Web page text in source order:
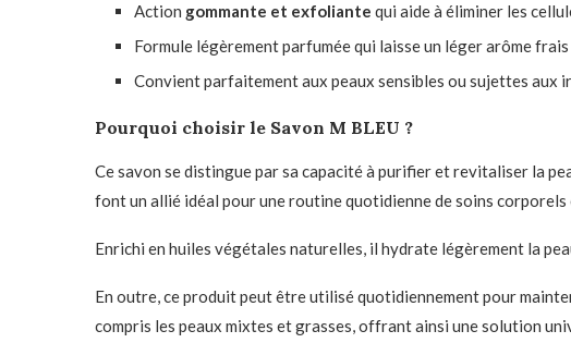
Action gommante et exfoliante qui aide à éliminer les
Formule légèrement parfumée qui laisse un léger arôme
Convient parfaitement aux peaux sensibles ou sujettes
Pourquoi choisir le Savon M BLEU ?
Ce savon se distingue par sa capacité à purifier et revitaliser la
font un allié idéal pour une routine quotidienne de soins
Enrichi en huiles végétales naturelles, il hydrate légèrement la
En outre, ce produit peut être utilisé quotidiennement pour
compris les peaux mixtes et grasses, offrant ainsi une solution